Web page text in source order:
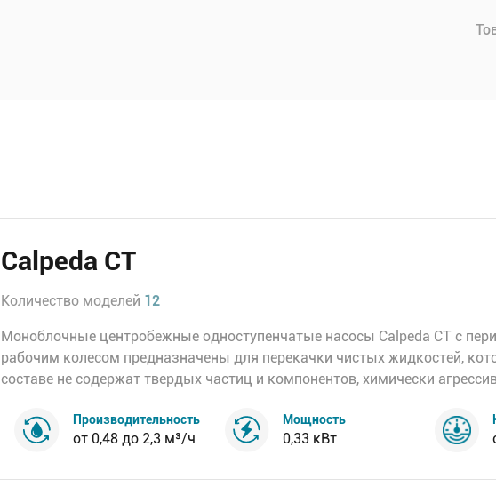
Calpeda CT
Количество моделей 12
Моноблочные центробежные одноступенчатые насосы Calpeda СТ с
рабочим колесом предназначены для перекачки чистых жидкостей,
составе не содержат твердых частиц и компонентов, химически
Производительность
от 0,48 до 2,3 м³/ч
Мощность
0,33 кВт